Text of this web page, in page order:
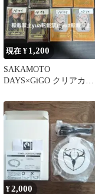
現在 ¥ 1,200
SAKAMOTO
DAYS×GiGO クリアカー
¥2,000